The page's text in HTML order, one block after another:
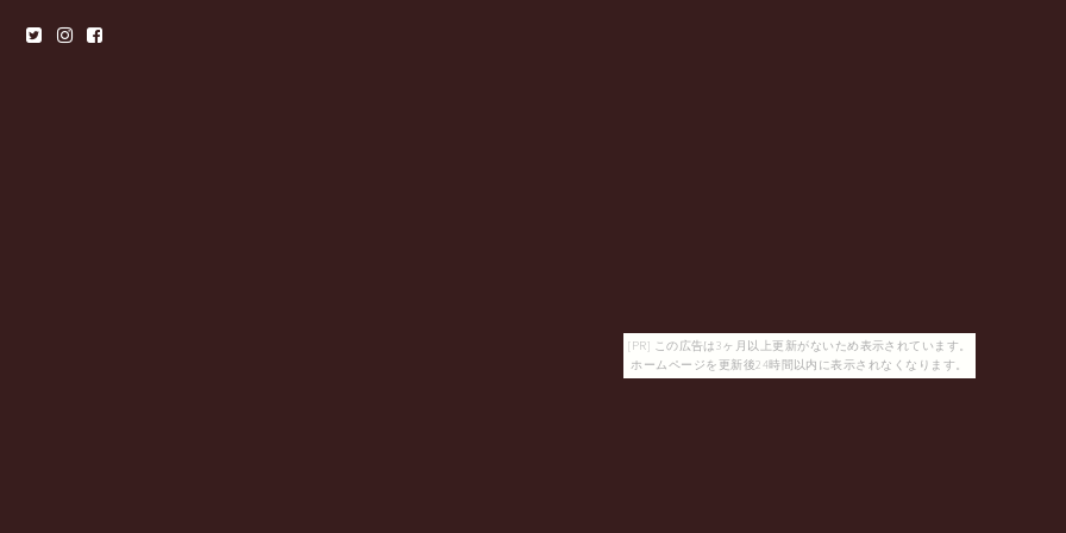
[PR] この広告は3ヶ月以上更新がないため表示されています。
ホームページを更新後24時間以内に表示されなくなります。